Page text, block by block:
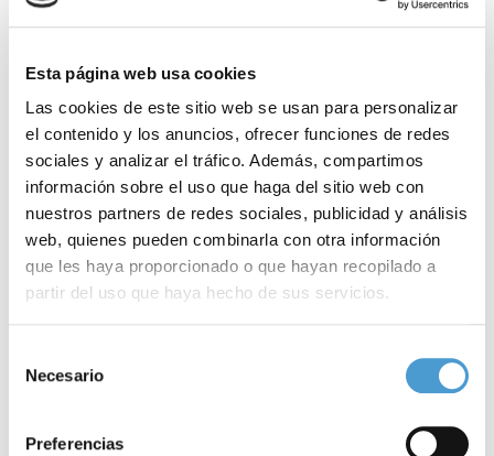
Esta página web usa cookies
Las cookies de este sitio web se usan para personalizar
el contenido y los anuncios, ofrecer funciones de redes
sociales y analizar el tráfico. Además, compartimos
información sobre el uso que haga del sitio web con
nuestros partners de redes sociales, publicidad y análisis
web, quienes pueden combinarla con otra información
que les haya proporcionado o que hayan recopilado a
partir del uso que haya hecho de sus servicios.
de cookies
Necesario
Preferencias
ASOCIACIONES DE PACIENTES